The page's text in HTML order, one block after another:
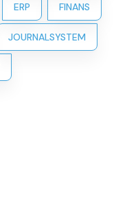
ERP FINANS
JOURNALSYSTEM